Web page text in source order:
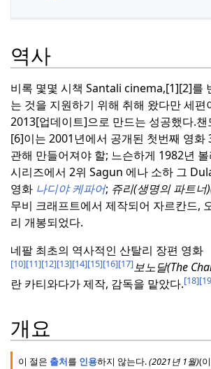
역사
비록 몇몇 시책 Santali cinema,[1][2]를
는 것을 지원하기 위해 취해 왔다만 세편
2013[업데이트]으로 만드는 성공했다.
[6]이는 2001년에서 공개된 첫번째 영화
관해 만들어져야 할; 느슨하게 1982년
시리즈에서 2위 Sagun 에나 소하 그
영화 나디야 케파어; 쥬리(생명의 파트너
무비 크래프트에서 제작되어 자르칸드,
리 개봉되었다.
네팔 최초의 역사적인 산탈리 장편 영화
[10][11][12][13][14][15][16][17]보노달(The
란 카티와다가 제작, 감독을 맡았다.[18]
개요
이 절은 출처를 인용하지 않는다.(2021년 1월)(이